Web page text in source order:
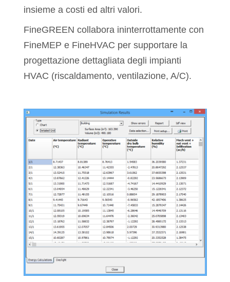
insieme a costi ed altri valori.
FineGREEN collabora ininterrottamente con
FineMEP e FineHVAC per supportare la
progettazione dettagliata degli impianti
HVAC (riscaldamento, ventilazione, A/C).